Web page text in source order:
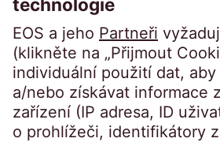
Časopis
Přístup na portál: